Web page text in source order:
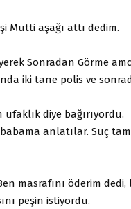
Mutti aşağı attı dedim.
Sonradan Görme
iki tane polis ve
diye bağırıyordu.
anlatılar. Suç
masrafını öderim
peşin istiyordu.